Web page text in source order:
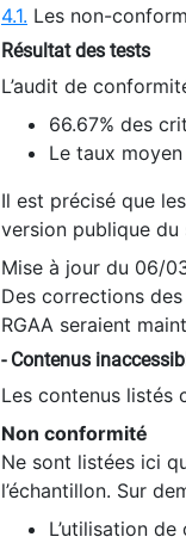
4.1. Les non-
Résultat des tests
L’audit de
66.67% des
Le taux
Il est précisé que
version publique du
Mise à jour du 06/
Des corrections
RGAA seraient
- Contenus
Les contenus listés
Non conformité
Ne sont listées ici
l’échantillon. Sur
L’utilisation